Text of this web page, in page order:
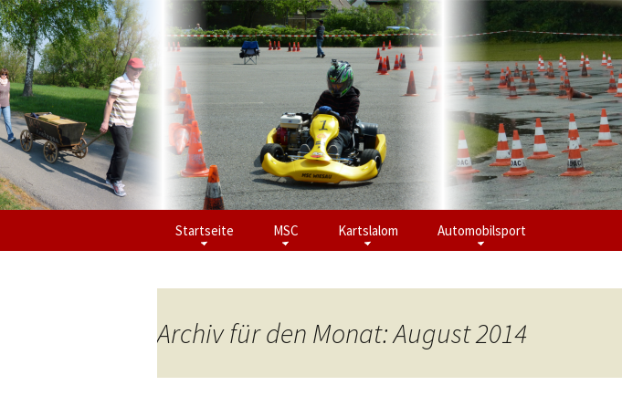
Startseite MSC Kartslalom Automobilsport
Archiv für den Monat: August 2014